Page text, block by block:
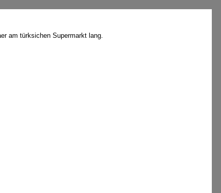
am türksichen Supermarkt lang.